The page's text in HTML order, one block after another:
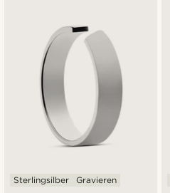
Sterlingsilber Gravieren